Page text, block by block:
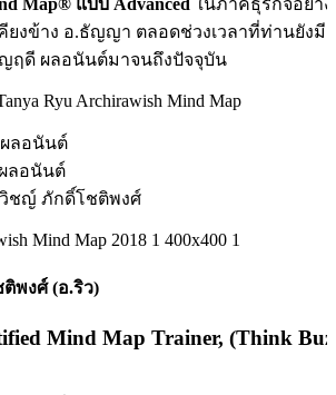
Map® แบบ Advanced
ในภาคธุรกิจอย่า
ยงข้าง อ.ธัญญา ตลอดช่วงเวลาที่ท่านยังมี
ฤดี ผลอนันต์มาจนถึงปัจจุบัน
ลอนันต์
ลอนันต์
ชญ์ ภักดิ์โชติพงศ์
พงศ์ (อ.ริว)
Mind Map Trainer, (Think